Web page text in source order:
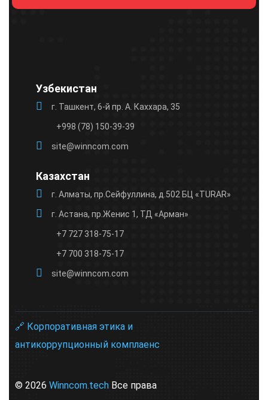
this
Узбекистан
г. Ташкент, 6-й пр. А. Каххара, 35
+998 (78) 150-39-39
site@winncom.com
Казахстан
г. Алматы, пр.Сейфуллина, д.502 БЦ «TURAR»
г. Астана, пр.Женис 1, ТД «Арман»
+7 727 318-75-17
+7 700 318-75-17
site@winncom.com
🔗 Корпоративная этика и
антикоррупционный комплаенс
© 2026 Winncom.tech Все права